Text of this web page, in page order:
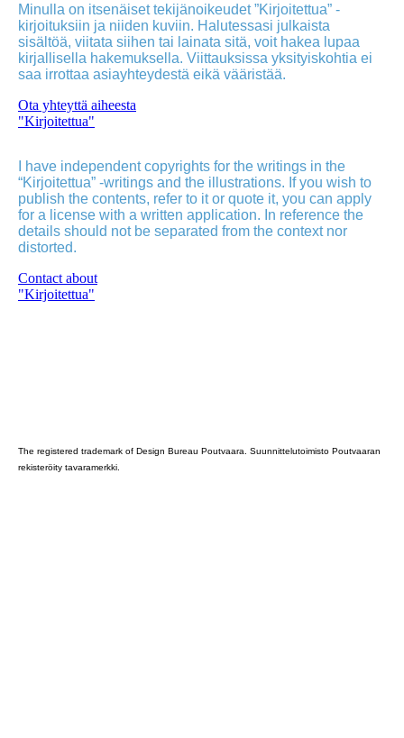
Minulla on itsenäiset tekijänoikeudet ”Kirjoitettua” -
kirjoituksiin ja niiden kuviin. Halutessasi julkaista
sisältöä, viitata siihen tai lainata sitä, voit hakea lupaa
kirjallisella hakemuksella. Viittauksissa yksityiskohtia ei
saa irrottaa asiayhteydestä eikä vääristää.
Ota yhteyttä aiheesta
"Kirjoitettua"
I have independent copyrights for the writings in the
“Kirjoitettua” -writings and the illustrations. If you wish to
publish the contents, refer to it or quote it, you can apply
for a license with a written application. In reference the
details should not be separated from the context nor
distorted.
Contact about
"Kirjoitettua"
The registered trademark of Design Bureau Poutvaara. Suunnittelutoimisto Poutvaaran
rekisteröity tavaramerkki.